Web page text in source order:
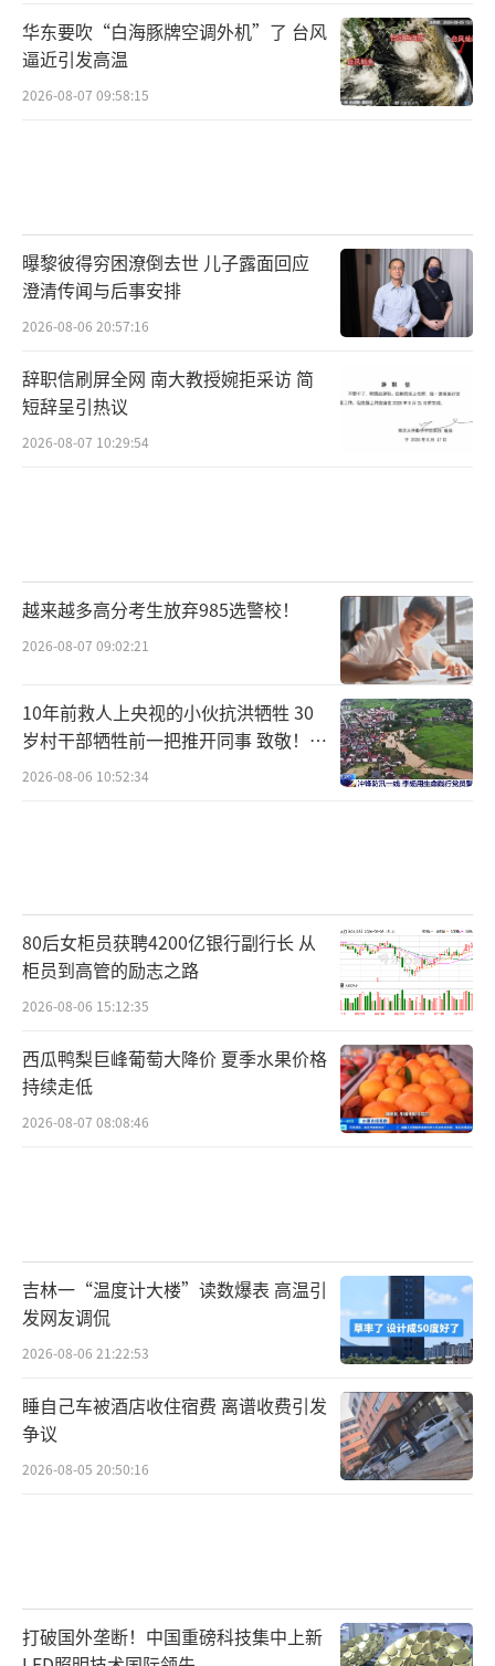
再次衷心感谢大家对跳水，对我们的喜爱
和支持，祝愿每一位来天津的朋友都能留下美
好回忆。天津欢迎您！
和“淄博烧烤”、贵州“村超”一
样，“天津大爷”跳水，也给当地带来可观流
量。许多人为跳水技艺折服，甚至舟车劳顿来
土养一方人”的独特氛围。
天津市城管委发通告
通告”。
通告称，近期，城市管理部门在日常设施
狮子林桥体两侧外挂景观设
施松动，支撑角钢锈蚀严重，存在脱落和漏电
等安全隐患。
路灯管理部门临时对景观灯光采取断电措
全，决定自9月6日晚20时起，对狮子林桥外挂
景观照明设施进行安全维修改造 。给大家带来
不便，敬请谅解。
对此网友们纷纷表示，理解，盛赞伯伯（b
ai bai）们识大体顾大局，同时也对一些“网
红”的不当行为表示了谴责。
据新华社，专业人士指出， 从高处跳水，
入水瞬间时速可达数十公里，会产生剧烈的撞
击感。
狮子林桥桥面到水面有7米左右，安全风险
不容小视
如果是没有经过专业训练的“初生牛
犊”，就很难控制好入水姿态。
华东要吹“白海豚牌空调外机”了 台风
逼近引发高温
2026-08-07 09:58:15
曝黎彼得穷困潦倒去世 儿子露面回应
澄清传闻与后事安排
2026-08-06 20:57:16
辞职信刷屏全网 南大教授婉拒采访 简
短辞呈引热议
2026-08-07 10:29:54
越来越多高分考生放弃985选警校！
2026-08-07 09:02:21
10年前救人上央视的小伙抗洪牺牲 30
岁村干部牺牲前一把推开同事 致敬！送
别！
2026-08-06 10:52:34
80后女柜员获聘4200亿银行副行长 从
柜员到高管的励志之路
2026-08-06 15:12:35
西瓜鸭梨巨峰葡萄大降价 夏季水果价格
持续走低
2026-08-07 08:08:46
吉林一“温度计大楼”读数爆表 高温引
发网友调侃
2026-08-06 21:22:53
睡自己车被酒店收住宿费 离谱收费引发
争议
2026-08-05 20:50:16
打破国外垄断！中国重磅科技集中上新